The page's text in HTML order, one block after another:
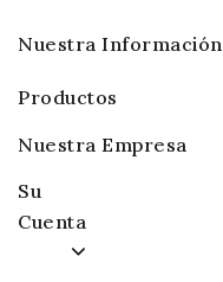
Nuestra Información
Productos
Nuestra Empresa
Su
Cuenta